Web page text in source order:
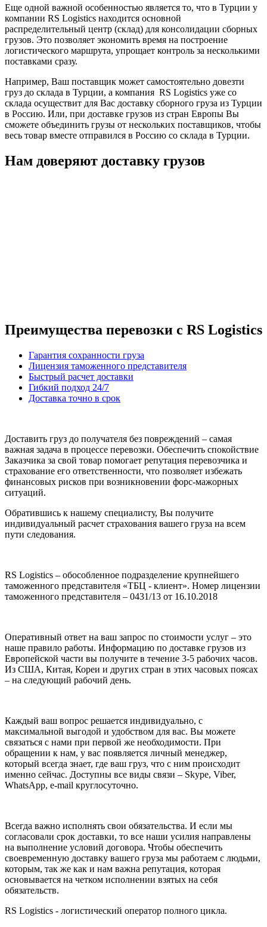
Еще одной важной особенностью является то, что в Турции у
компании RS Logistics находится основной
распределительный центр (склад) для консолидации сборных
грузов. Это позволяет экономить время на построение
логистического маршрута, упрощает контроль за несколькими
поставками сразу.
Например, Ваш поставщик может самостоятельно довезти
груз до склада в Турции, а компания RS Logistics уже со
склада осуществит для Вас доставку сборного груза из Турции
в Россию. Или, при доставке грузов из стран Европы Вы
сможете объединить грузы от нескольких поставщиков, чтобы
весь товар вместе отправился в Россию со склада в Турции.
Нам доверяют доставку грузов
Преимущества перевозки с RS Logistics
Гарантия сохранности груза
Лицензия таможенного представителя
Быстрый расчет доставки
Гибкий подход 24/7
Доставка точно в срок
Доставить груз до получателя без повреждений – самая
важная задача в процессе перевозки. Обеспечить спокойствие
Заказчика за свой товар помогает репутация перевозчика и
страхование его ответственности, что позволяет избежать
финансовых рисков при возникновении форс-мажорных
ситуаций.
Обратившись к нашему специалисту, Вы получите
индивидуальный расчет страхования вашего груза на всем
пути следования.
RS Logistics – обособленное подразделение крупнейшего
таможенного представителя «ТБЦ - клиент». Номер лицензии
таможенного представителя – 0431/13 от 16.10.2018
Оперативный ответ на ваш запрос по стоимости услуг – это
наше правило работы. Информацию по доставке грузов из
Европейской части вы получите в течение 3-5 рабочих часов.
Из США, Китая, Кореи и других стран в этих часовых поясах
– на следующий рабочий день.
Каждый ваш вопрос решается индивидуально, с
максимальной выгодой и удобством для вас. Вы можете
связаться с нами при первой же необходимости. При
обращении к нам, у вас появляется личный менеджер,
который всегда знает, где ваш груз, что с ним происходит
именно сейчас. Доступны все виды связи – Skype, Viber,
WhatsApp, e-mail круглосуточно.
Всегда важно исполнять свои обязательства. И если мы
согласовали срок доставки, то все наши усилия направлены
на выполнение условий договора. Чтобы обеспечить
своевременную доставку вашего груза мы работаем с людьми,
которым, так же как и нам важна репутация, которая
основывается на четком исполнении взятых на себя
обязательств.
RS Logistics - логистический оператор полного цикла.